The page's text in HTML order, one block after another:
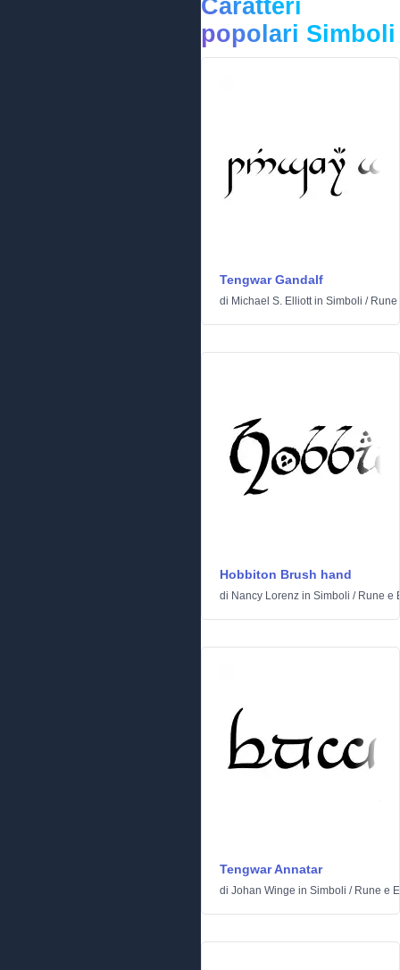
Caratteri
popolari Simboli
Tengwar Gandalf
di Michael S. Elliottin Simboli / Rune
Hobbiton Brush hand
di Nancy Lorenz in Simboli / Rune e
Tengwar Annatar
di Johan Winge in Simboli / Rune e